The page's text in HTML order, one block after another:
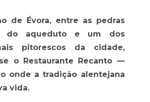
de Évora, entre as pedras
do aqueduto e um dos
pitorescos da cidade,
o Restaurante Recanto —
onde a tradição alentejana
vida.